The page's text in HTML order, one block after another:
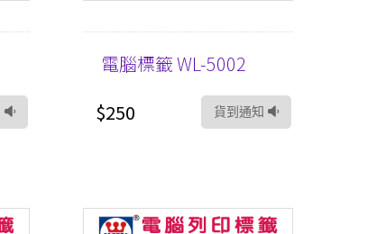
電腦標籤 WL-5002
$250
貨到通知